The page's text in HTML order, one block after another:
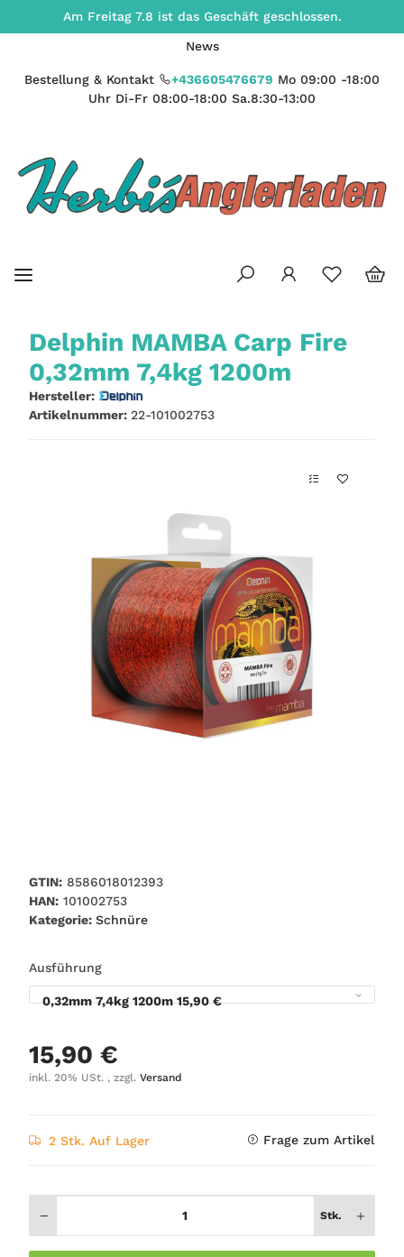
Am Freitag 7.8 ist das Geschäft geschlossen.
News
Bestellung & Kontakt +436605476679 Mo 09:00 -18:00
Uhr Di-Fr 08:00-18:00 Sa.8:30-13:00
Delphin MAMBA Carp Fire
0,32mm 7,4kg 1200m
Hersteller:
Artikelnummer: 22-101002753
GTIN: 8586018012393
HAN: 101002753
Kategorie: Schnüre
Ausführung
0,32mm 7,4kg 1200m 15,90 €
15,90 €
inkl. 20% USt. , zzgl. Versand
2 Stk. Auf Lager Frage zum Artikel
Stk.